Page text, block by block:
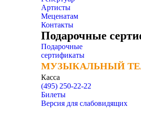
Артисты
Меценатам
Контакты
Подарочные
Подарочные
сертификаты
МУЗЫКАЛЬНЫЙ
МУЗЫКАЛЬНЫЙ
Касса
(495) 250-22-22
Билеты
Версия для слабовидящих